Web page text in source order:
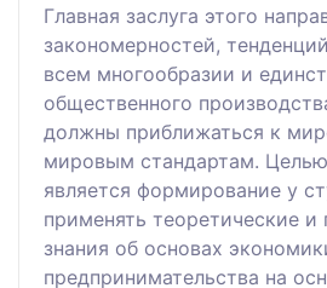
Главная заслуга этого
закономерностей,
всем многообразии и
общественного
должны приближаться к
мировым стандартам.
является формирование у
применять теоретические и
знания об основах
предпринимательства на